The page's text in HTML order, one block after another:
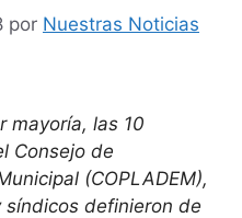
por Nuestras Noticias
mayoría, las 10
Consejo de
(COPLADEM),
definieron de